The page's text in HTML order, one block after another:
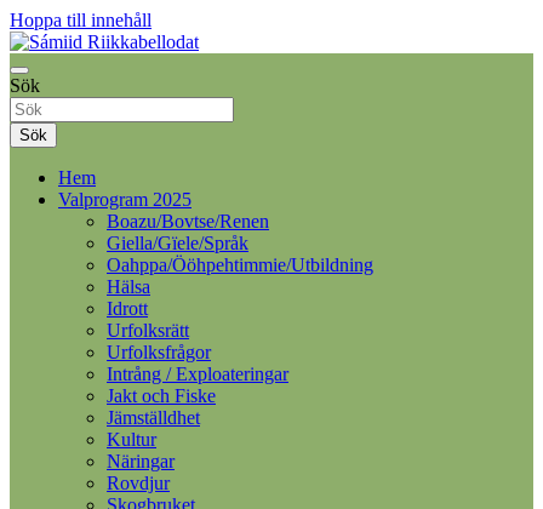
Hoppa till innehåll
Sámiid Riikkabellodat
Samelandspartiet
Sök
Sök
Hem
Valprogram 2025
Boazu/Bovtse/Renen
Giella/Gïele/Språk
Oahppa/Ööhpehtimmie/Utbildning
Hälsa
Idrott
Urfolksrätt
Urfolksfrågor
Intrång / Exploateringar
Jakt och Fiske
Jämställdhet
Kultur
Näringar
Rovdjur
Skogbruket